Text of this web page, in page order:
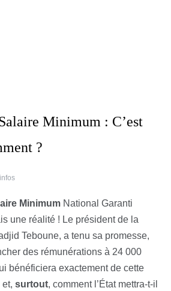
Minimum : C’est
?
Minimum National Garanti
une réalité ! Le président de la
Teboune, a tenu sa promesse,
des rémunérations à 24 000
bénéficiera exactement de cette
surtout, comment l’État mettra-t-il